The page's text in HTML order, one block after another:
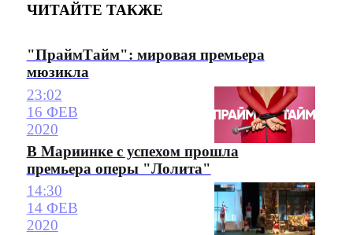
ЧИТАЙТЕ ТАКЖЕ
"ПраймТайм": мировая премьера
мюзикла
23:02
16 ФЕВ
2020
В Мариинке с успехом прошла
премьера оперы "Лолита"
14:30
14 ФЕВ
2020